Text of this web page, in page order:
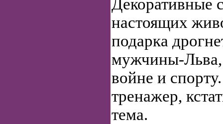
Декоративные
настоящих
подарка
мужчины-Льва,
войне и
тренажер,
тема.